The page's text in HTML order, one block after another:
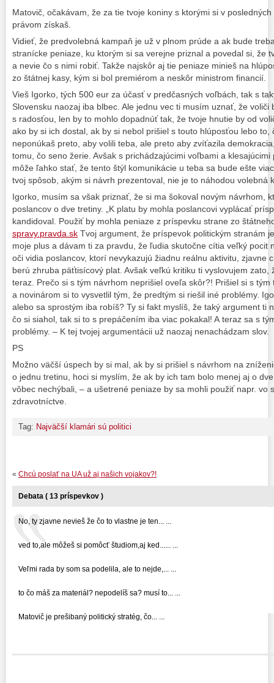
Matovič, očakávam, že za tie tvoje koniny s ktorými si v
právom získaš.
Vidieť, že predvolebná kampaň je už v plnom prúde a ak bude
stranícke peniaze, ku ktorým si sa verejne priznal a povedal si, že
a nevie čo s nimi robiť. Takže najskôr aj tie peniaze minieš na
zo štátnej kasy, kým si bol premiérom a neskôr ministrom financií.
Vieš Igorko, tých 500 eur za účasť v predčasných voľbách, tak s
Slovensku naozaj iba blbec. Ale jednu vec ti musím uznať, že voliči
s radosťou, len by to mohlo dopadnúť tak, že tvoje hnutie by od
ako by si ich dostal, ak by si nebol prišiel s touto hlúposťou lebo to,
neponúkaš preto, aby volili teba, ale preto aby zvíťazila
tomu, čo seno žerie. Avšak s prichádzajúcimi voľbami a
môže ľahko stať, že tento štýl komunikácie u teba sa bude ešte
tvoj spôsob, akým si návrh prezentoval, nie je to náhodou volebná
Igorko, musím sa však priznať, že si ma šokoval novým návrhom,
poslancov o dve tretiny. „K platu by mohla poslancovi vyplácať
kandidoval. Použiť by mohla peniaze z príspevku strane zo
spravy.pravda.sk Tvoj argument, že príspevok politickým stranám
moje plus a dávam ti za pravdu, že ľudia skutočne cítia veľký pocit
oči vidia poslancov, ktorí nevykazujú žiadnu reálnu aktivitu, zjavne
berú zhruba päťtisícový plat. Avšak veľkú kritiku ti vyslovujem zato,
teraz. Prečo si s tým návrhom neprišiel oveľa skôr?! Prišiel si s
a novinárom si to vysvetlil tým, že predtým si riešil iné problémy.
alebo sa sprostým iba robíš? Ty si fakt myslíš, že taký argument ti
čo si siahol, tak si to s prepáčením iba viac pokakal! A teraz sa s
problémy. – K tej tvojej argumentácii už naozaj nenachádzam slov.
PS
Možno väčší úspech by si mal, ak by si prišiel s návrhom na
o jednu tretinu, hoci si myslím, že ak by ich tam bolo menej aj o
vôbec nechýbali, – a ušetrené peniaze by sa mohli použiť napr. vo
zdravotníctve.
Tag: Najväčší klamári sú politici
« Chcú poslať na UA už aj našich vojakov?!
Debata ( 13 príspevkov )
No, ty zjavne nevieš že čo to vlastne je ten... ...
ved to,ale môžeš si pomôcť študiom,aj ked...... ...
Veľmi rada by som sa podelila, ale to nejde,... ...
to čo máš za materiál? nepodelíš sa? musí to... ...
Matovič je prešibaný politický stratég, čo... ...